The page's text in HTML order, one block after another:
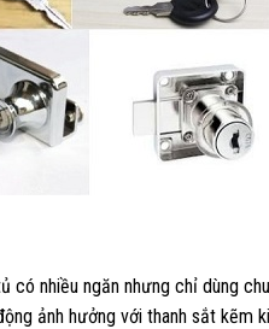
có nhiều ngăn nhưng chỉ dùng
ảnh hưởng với thanh sắt kẽm